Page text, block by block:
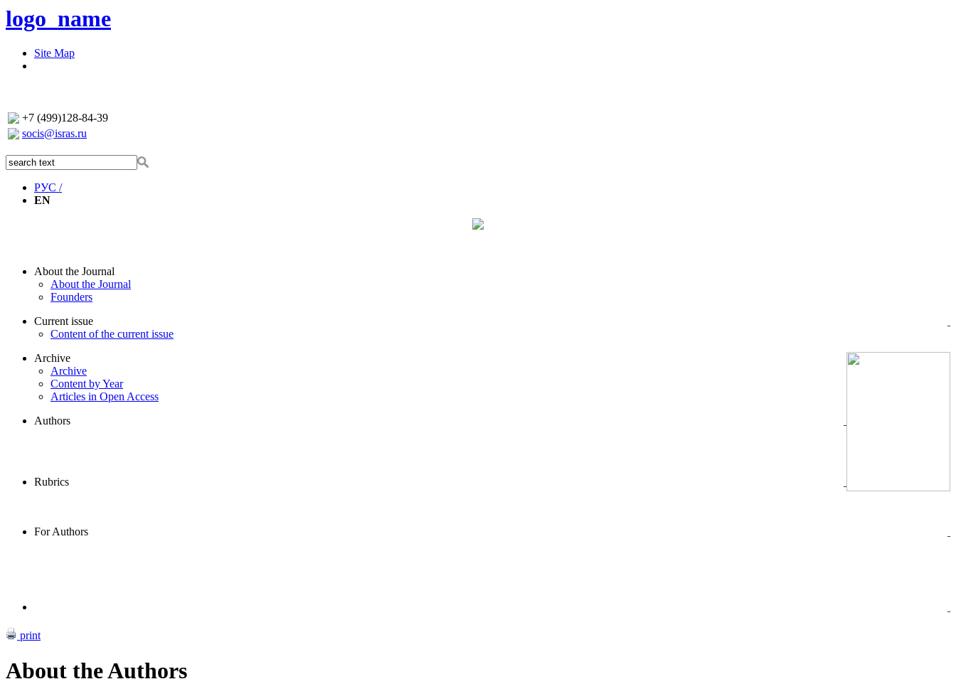
logo_name
Site Map
+7 (499)128-84-39
socis@isras.ru
РУС /
EN
About the Journal
About the Journal
Founders
Current issue
Content of the current issue
Archive
Archive
Content by Year
Articles in Open Access
Authors
Rubrics
For Authors
print
About the Authors